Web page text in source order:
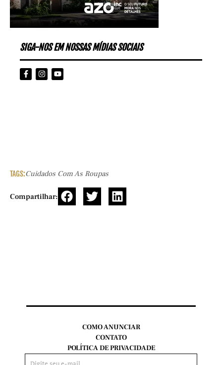
SIGA-NOS EM NOSSAS MÍDIAS SOCIAIS
TAGS:Cuidados Com As Roupas
Compartilhar:
COMO ANUNCIAR
CONTATO
POLÍTICA DE PRIVACIDADE